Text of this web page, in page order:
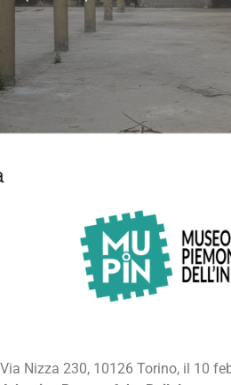
Nizza 230, 10126 Torino, il 10